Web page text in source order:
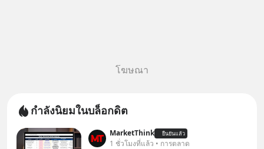
โฆษณา
กำลังนิยมในบล็อกดิต
MarketThink ยืนยันแล้ว
1 ชั่วโมงที่แล้ว • การตลาด